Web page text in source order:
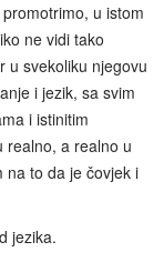
u istom
ne vidi tako
u svekoliku njegovu
i jezik, sa svim
i istinitim
realno, a realno u
na to da je čovjek i
jezika.